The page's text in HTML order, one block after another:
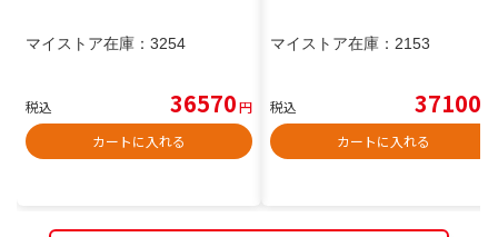
マイストア在庫： 3254
税込 36570円
カートに入れる
マイストア在庫： 2153
税込 37100
カートに入れる